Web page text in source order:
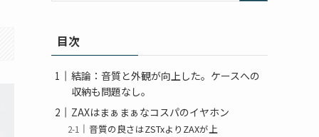
目次
結論：音質と外観が向上した。ケースへの
収納も問題なし。
ZAXはまぁまぁなコスパのイヤホン
音質の良さはZSTxよりZAXが上